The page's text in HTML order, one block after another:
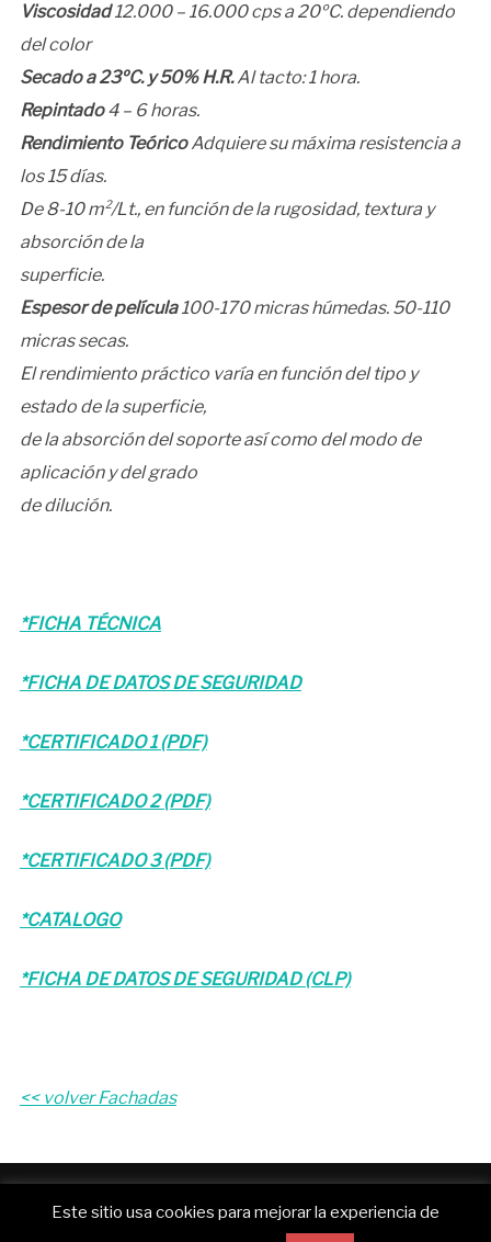
Viscosidad12.000 – 16.000 cps a 20ºC. dependiendo
del color
Secado a 23ºC. y 50% H.R.Al tacto: 1 hora.
Repintado4 – 6 horas.
Rendimiento TeóricoAdquiere su máxima resistencia a
los 15 días.
De 8-10 m²/Lt., en función de la rugosidad, textura y
absorción de la
superficie.
Espesor de película100-170 micras húmedas. 50-110
micras secas.
El rendimiento práctico varía en función del tipo y
estado de la superficie,
de la absorción del soporte así como del modo de
aplicación y del grado
de dilución.
*FICHA TÉCNICA
*FICHA DE DATOS DE SEGURIDAD
*CERTIFICADO 1 (PDF)
*CERTIFICADO 2 (PDF)
*CERTIFICADO 3 (PDF)
*CATALOGO
*FICHA DE DATOS DE SEGURIDAD (CLP)
<< volver Fachadas
Funciona con WordPress
Este sitio usa cookies para mejorar la experiencia de